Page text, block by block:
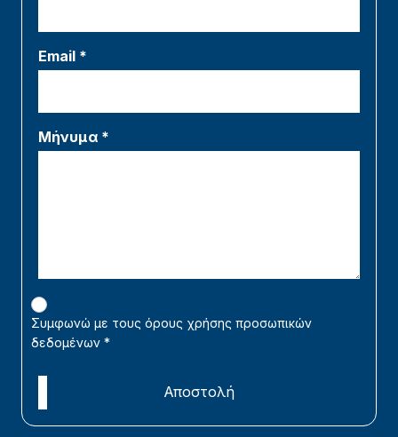
Email *
Μήνυμα *
Συμφωνώ με τους όρους χρήσης προσωπικών
δεδομένων *
Αποστολή